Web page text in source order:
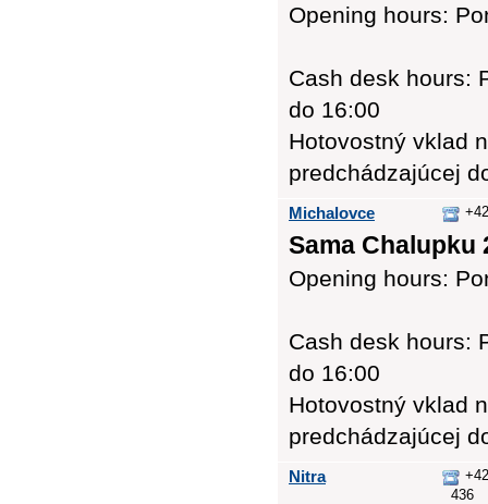
Opening hours:
Cash desk hours:
do 16:00
Hotovostný vklad
predchádzajúcej
Michalovce
Sama Chalupku
Opening hours:
Cash desk hours:
do 16:00
Hotovostný vklad
predchádzajúcej
Nitra
436